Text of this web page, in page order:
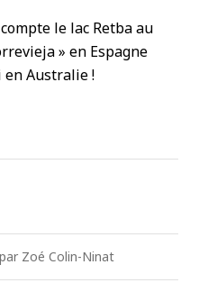
le lac Retba au
» en Espagne
en Australie !
Zoé Colin-Ninat